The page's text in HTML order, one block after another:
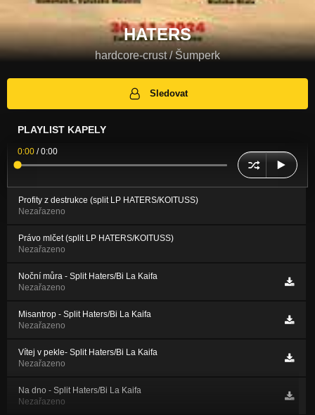
HATERS
hardcore-crust / Šumperk
Sledovat
PLAYLIST KAPELY
0:00 /0:00
Profity z destrukce (split LP HATERS/KOITUSS)
Nezařazeno
Právo mlčet (split LP HATERS/KOITUSS)
Nezařazeno
Noční můra - Split Haters/Bi La Kaifa
Nezařazeno
Misantrop - Split Haters/Bi La Kaifa
Nezařazeno
Vítej v pekle- Split Haters/Bi La Kaifa
Nezařazeno
Na dno - Split Haters/Bi La Kaifa
Nezařazeno